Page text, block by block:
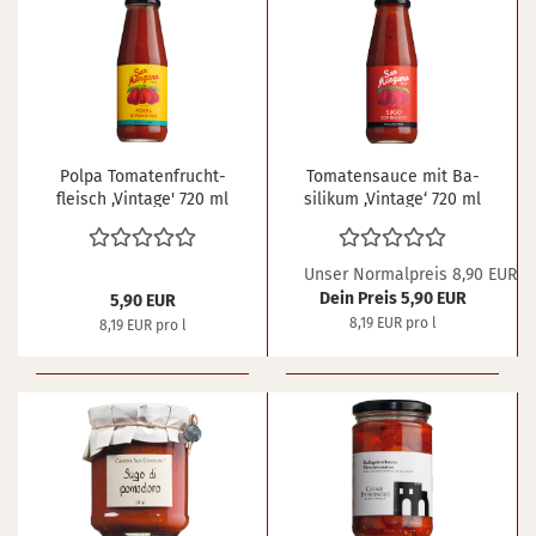
Polpa To­ma­ten­frucht­
fleisch ,Vin­ta­ge' 720 ml
5,90 EUR
8,19 EUR pro l
To­ma­ten­sauce mit Ba­
si­li­kum ,Vin­ta­ge‘ 720 ml
Unser Normalpreis 8,90 EUR
Dein Preis 5,90 EUR
8,19 EUR pro l